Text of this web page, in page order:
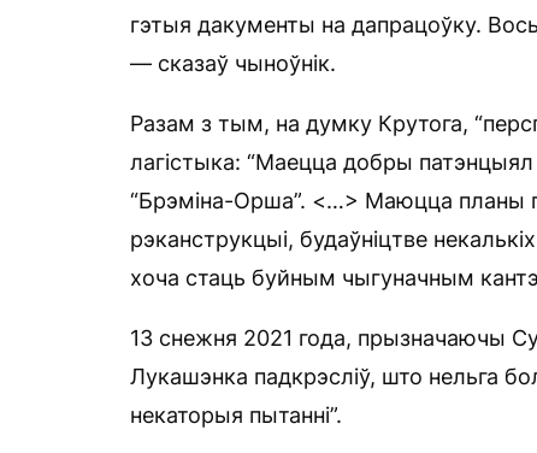
гэтыя дакументы на дапрацоўку.
— сказаў чыноўнік.
Разам з тым, на думку Крутога,
лагістыка: “Маецца добры
“Брэміна-Орша”. <…> Маюцца планы
рэканструкцыі, будаўніцтве
хоча стаць буйным чыгуначным
13 снежня 2021 года, прызначаючы
Лукашэнка падкрэсліў, што нельга
некаторыя пытанні”.